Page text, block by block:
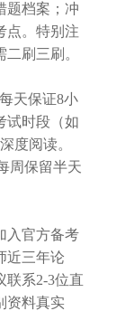
题档案；冲
点。特别注
刷三刷。
天保证8小
试时段（如
度阅读。
周保留半天
官方备考
近三年论
联系2-3位直
资料真实